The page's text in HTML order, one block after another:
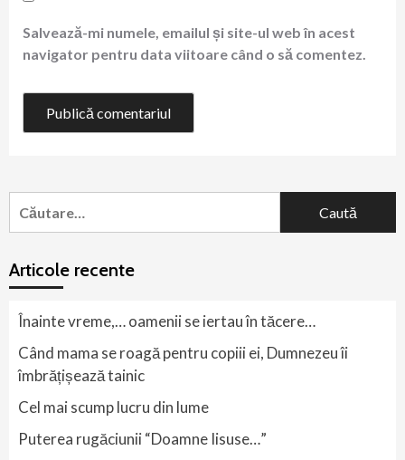
Salvează-mi numele, emailul și site-ul web în acest
navigator pentru data viitoare când o să comentez.
după:
Articole recente
Înainte vreme,… oamenii se iertau în tăcere…
Când mama se roagă pentru copiii ei, Dumnezeu îi
îmbrățișează tainic
Cel mai scump lucru din lume
Puterea rugăciunii “Doamne Iisuse…”